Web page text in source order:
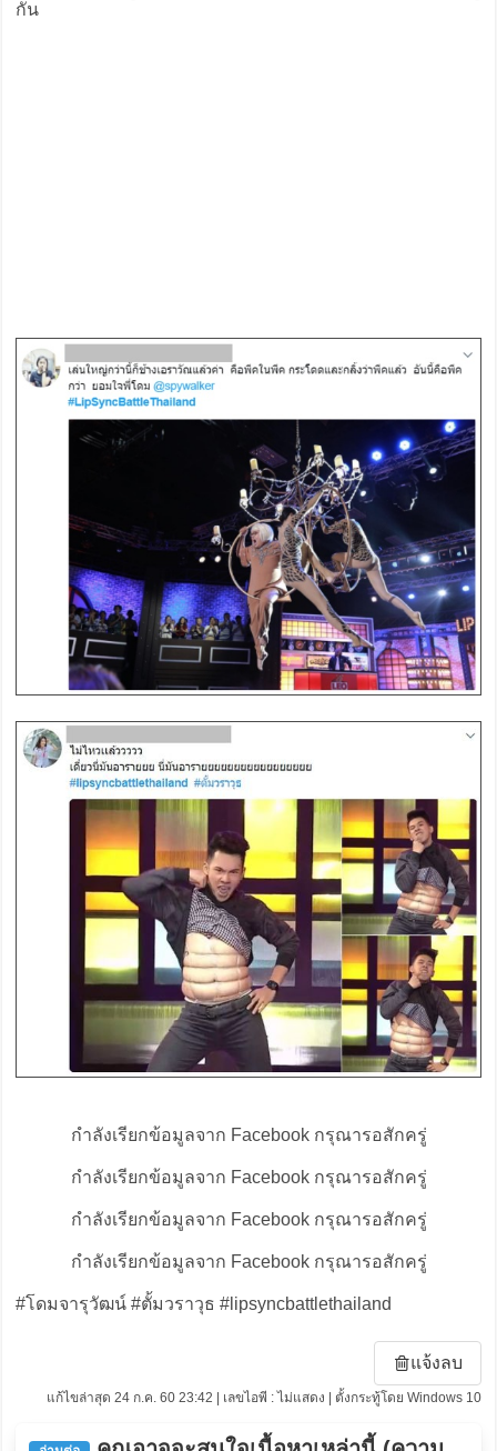
กัน
กำลังเรียกข้อมูลจาก Facebook กรุณารอสักครู่
กำลังเรียกข้อมูลจาก Facebook กรุณารอสักครู่
กำลังเรียกข้อมูลจาก Facebook กรุณารอสักครู่
กำลังเรียกข้อมูลจาก Facebook กรุณารอสักครู่
#โดมจารุวัฒน์ #ตั้มวราวุธ #lipsyncbattlethailand
แจ้งลบ
แก้ไขล่าสุด 24 ก.ค. 60 23:42 | เลขไอพี : ไม่แสดง | ตั้งกระทู้โดย Windows 10